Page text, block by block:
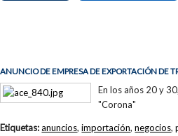
ANUNCIO DE EMPRESA DE EXPORTACIÓN DE
En los años 20 y
"Corona"
Etiquetas:anuncios,importación,negocios,